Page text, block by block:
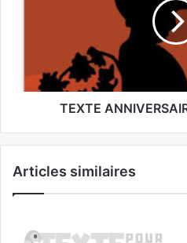
TEXTE
Articles similaires